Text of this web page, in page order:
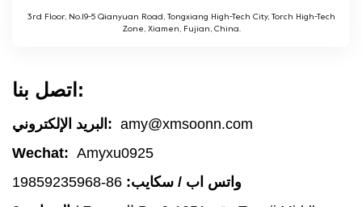
3rd Floor, No.19-5 Qianyuan Road, Tongxiang High-Tech City, Torch High-Tech
Zone, Xiamen, Fujian, China.
اتصل بنا:
البريد الإلكتروني: amy@xmsoonn.com
Wechat: Amyxu0925
واتس اب / سكايب: 86-19859235968